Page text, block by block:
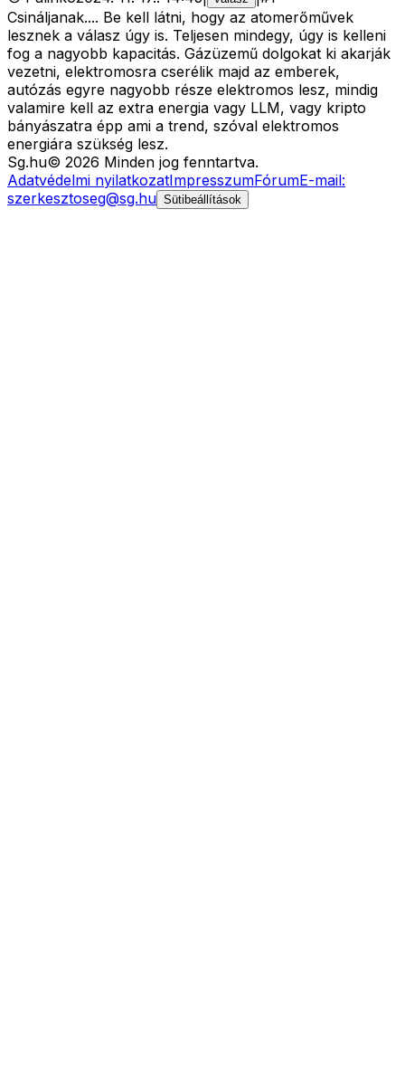
Csináljanak.... Be kell látni, hogy az atomerőművek
lesznek a válasz úgy is. Teljesen mindegy, úgy is kelleni
fog a nagyobb kapacitás. Gázüzemű dolgokat ki akarják
vezetni, elektromosra cserélik majd az emberek,
autózás egyre nagyobb része elektromos lesz, mindig
valamire kell az extra energia vagy LLM, vagy kripto
bányászatra épp ami a trend, szóval elektromos
energiára szükség lesz.
Sg.hu© 2026 Minden jog fenntartva.
Adatvédelmi nyilatkozatImpresszumFórumE-mail:
szerkesztoseg@sg.hu Sütibeállítások